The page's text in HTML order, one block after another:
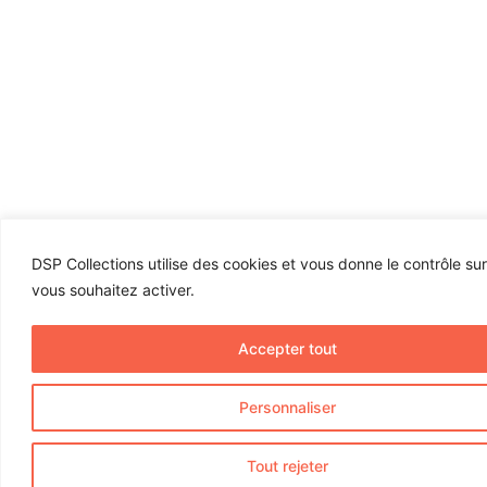
DSP Collections utilise des cookies et vous donne le contrôle
vous souhaitez activer.
Personnaliser
Tout rejeter
Accepter tout